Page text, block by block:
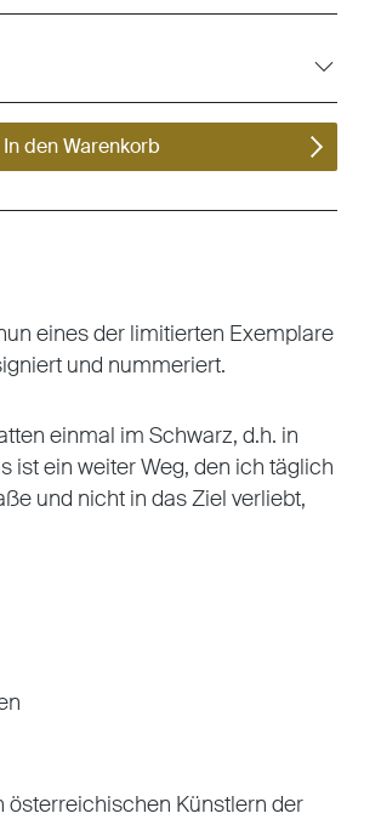
In den Warenkorb
eines der limitierten Exemplare
und nummeriert.
einmal im Schwarz, d.h. in
ist ein weiter Weg, den ich täglich
und nicht in das Ziel verliebt,
österreichischen Künstlern der